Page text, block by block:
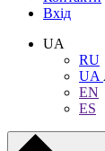
Вхiд
UA
RU
UA
EN
ES